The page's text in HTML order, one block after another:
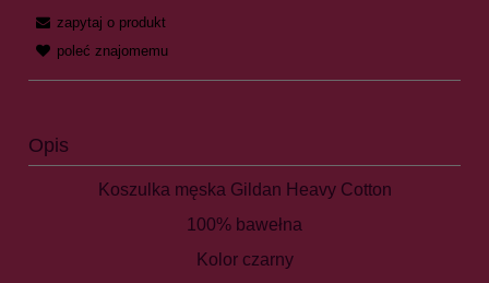
zapytaj o produkt
poleć znajomemu
Opis
Koszulka męska Gildan Heavy Cotton
100% bawełna
Kolor czarny